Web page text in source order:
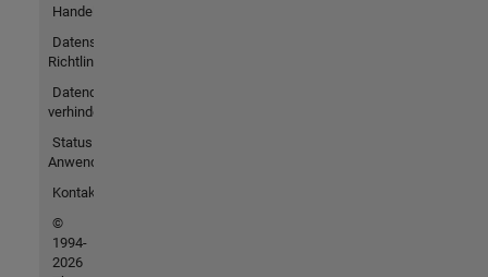
Handelsmarken
Datenschutz-
Richtlinien
Datendiebstahl
verhindern
Status von
Anwendungen
Kontakt
©
1994-
2026